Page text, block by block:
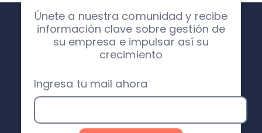
Únete a nuestra comunidad y recibe
información clave sobre gestión de
su empresa e impulsar así su
crecimiento
Ingresa tu mail ahora